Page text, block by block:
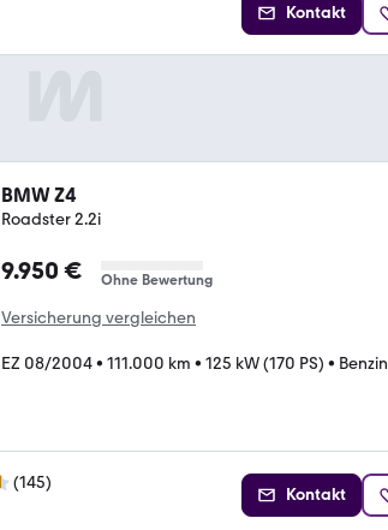
Kontakt
BMW Z4
Roadster 2.2i
9.950 € Ohne Bewertung
Versicherung vergleichen
EZ 08/2004• 111.000 km • 125 kW (170 PS) • Benzin
(145)
Kontakt